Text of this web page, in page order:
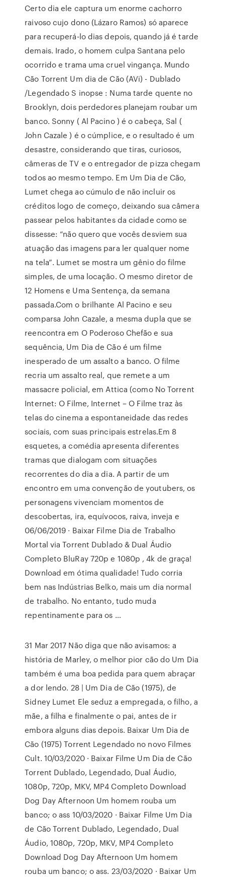
Certo dia ele captura um enorme cachorro
raivoso cujo dono (Lázaro Ramos) só aparece
para recuperá-lo dias depois, quando já é tarde
demais. Irado, o homem culpa Santana pelo
ocorrido e trama uma cruel vingança. Mundo
Cão Torrent Um dia de Cão (AVi) - Dublado
/Legendado S inopse : Numa tarde quente no
Brooklyn, dois perdedores planejam roubar um
banco. Sonny ( Al Pacino ) é o cabeça, Sal (
John Cazale ) é o cúmplice, e o resultado é um
desastre, considerando que tiras, curiosos,
câmeras de TV e o entregador de pizza chegam
todos ao mesmo tempo. Em Um Dia de Cão,
Lumet chega ao cúmulo de não incluir os
créditos logo de começo, deixando sua câmera
passear pelos habitantes da cidade como se
dissesse: “não quero que vocês desviem sua
atuação das imagens para ler qualquer nome
na tela”. Lumet se mostra um gênio do filme
simples, de uma locação. O mesmo diretor de
12 Homens e Uma Sentença, da semana
passada.Com o brilhante Al Pacino e seu
comparsa John Cazale, a mesma dupla que se
reencontra em O Poderoso Chefão e sua
sequência, Um Dia de Cão é um filme
inesperado de um assalto a banco. O filme
recria um assalto real, que remete a um
massacre policial, em Attica (como No Torrent
Internet: O Filme, Internet – O Filme traz às
telas do cinema a espontaneidade das redes
sociais, com suas principais estrelas.Em 8
esquetes, a comédia apresenta diferentes
tramas que dialogam com situações
recorrentes do dia a dia. A partir de um
encontro em uma convenção de youtubers, os
personagens vivenciam momentos de
descobertas, ira, equívocos, raiva, inveja e
06/06/2019 · Baixar Filme Dia de Trabalho
Mortal via Torrent Dublado & Dual Áudio
Completo BluRay 720p e 1080p , 4k de graça!
Download em ótima qualidade! Tudo corria
bem nas Indústrias Belko, mais um dia normal
de trabalho. No entanto, tudo muda
repentinamente para os …
31 Mar 2017 Não diga que não avisamos: a
história de Marley, o melhor pior cão do Um Dia
também é uma boa pedida para quem abraçar
a dor lendo. 28 | Um Dia de Cão (1975), de
Sidney Lumet Ele seduz a empregada, o filho, a
mãe, a filha e finalmente o pai, antes de ir
embora alguns dias depois. Baixar Um Dia de
Cão (1975) Torrent Legendado no novo Filmes
Cult. 10/03/2020 · Baixar Filme Um Dia de Cão
Torrent Dublado, Legendado, Dual Áudio,
1080p, 720p, MKV, MP4 Completo Download
Dog Day Afternoon Um homem rouba um
banco; o ass 10/03/2020 · Baixar Filme Um Dia
de Cão Torrent Dublado, Legendado, Dual
Áudio, 1080p, 720p, MKV, MP4 Completo
Download Dog Day Afternoon Um homem
rouba um banco; o ass. 23/03/2020 · Baixar Um